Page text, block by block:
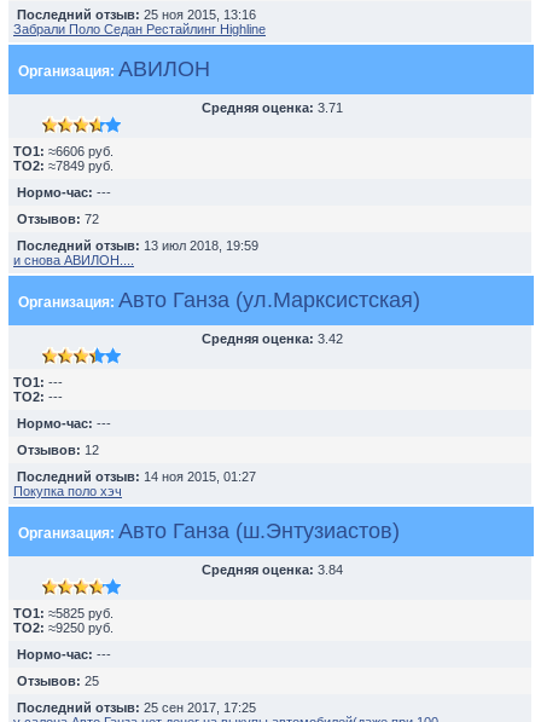
Последний отзыв: 25 ноя 2015, 13:16
Забрали Поло Седан Рестайлинг Highline
Организация: АВИЛОН
Средняя оценка: 3.71
TO1: ≈6606 руб.
TO2: ≈7849 руб.
Нормо-час: ---
Отзывов: 72
Последний отзыв: 13 июл 2018, 19:59
и снова АВИЛОН....
Организация: Авто Ганза (ул.Марксистская)
Средняя оценка: 3.42
TO1: ---
TO2: ---
Нормо-час: ---
Отзывов: 12
Последний отзыв: 14 ноя 2015, 01:27
Покупка поло хэч
Организация: Авто Ганза (ш.Энтузиастов)
Средняя оценка: 3.84
TO1: ≈5825 руб.
TO2: ≈9250 руб.
Нормо-час: ---
Отзывов: 25
Последний отзыв: 25 сен 2017, 17:25